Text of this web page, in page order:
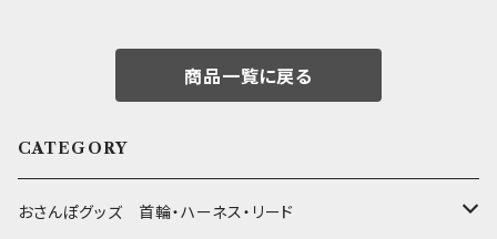
商品一覧に戻る
CATEGORY
おさんぽグッズ 首輪・ハーネス・リード